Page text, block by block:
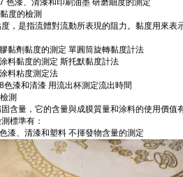
度的檢測
，是指流體對流動所表現的阻力。黏度用來表
黏劑黏度的測定 單圓筒旋轉黏度計法
料黏度的測定 斯托默黏度計法
料粘度測定法
色漆和清漆 用流出杯測定流出時間
測
含量，它的含量與成膜質量和涂料的使用價值
標準有：
漆、清漆和塑料 不揮發物含量的測定